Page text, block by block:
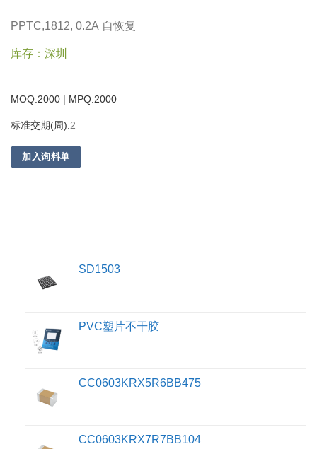
PPTC,1812, 0.2A 自恢复
库存：深圳
MOQ:2000 | MPQ:2000
标准交期(周):2
加入询料单
SD1503
PVC塑片不干胶
CC0603KRX5R6BB475
CC0603KRX7R7BB104